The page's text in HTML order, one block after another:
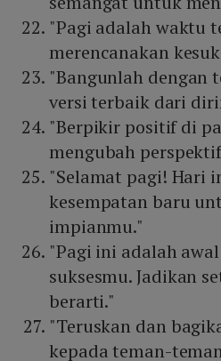
"Pagi adalah waktu
merencanakan
"Bangunlah dengan
versi terbaik dari
"Berpikir positif di
mengubah
"Selamat pagi! Hari
kesempatan baru
impianmu."
"Pagi ini adalah
suksesmu. Jadikan
berarti."
"Teruskan dan
kepada teman-